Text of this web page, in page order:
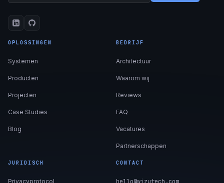
OPLOSSINGEN
Systemen
Producten
Projecten
Case Studies
Blog
BEDRIJF
Architectuur
Waarom wij
Reviews
FAQ
Vacatures
Partnerschappen
JURIDISCH
Privacyprotocol
CONTACT